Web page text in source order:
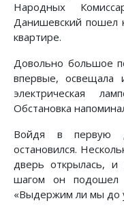
Народных
Данишевский пошел
квартире.
Довольно большое
впервые, освещала
электрическая
Обстановка
Войдя в первую
остановился.
дверь открылась,
шагом он подошел
«Выдержим ли мы до